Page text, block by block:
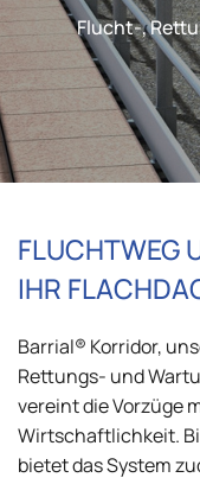
Flucht-,
FLUCHTWEG
IHR
Barrial® Korridor,
Rettungs- und
vereint die Vorzüge
Wirtschaftlichkeit.
bietet das System